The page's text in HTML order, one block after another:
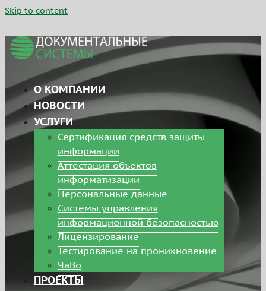
Skip to content
О КОМПАНИИ
НОВОСТИ
УСЛУГИ
Сертификация средств защиты
информации
Аттестация объектов
информатизации
Персональные данные
Системы управления
информационной безопасностью
Лицензирование
Тестирование на проникновение
ЧаВо
ПРОЕКТЫ